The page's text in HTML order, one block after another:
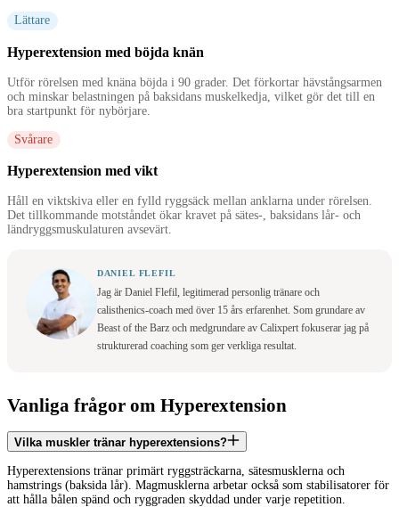
Lättare
Hyperextension med böjda knän
Utför rörelsen med knäna böjda i 90 grader. Det förkortar hävstångsarmen
och minskar belastningen på baksidans muskelkedja, vilket gör det till en
bra startpunkt för nybörjare.
Svårare
Hyperextension med vikt
Håll en viktskiva eller en fylld ryggsäck mellan anklarna under rörelsen.
Det tillkommande motståndet ökar kravet på sätes-, baksidans lår- och
ländryggsmuskulaturen avsevärt.
DANIEL FLEFIL
Jag är Daniel Flefil, legitimerad personlig tränare och
calisthenics-coach med över 15 års erfarenhet. Som grundare av
Beast of the Barz och medgrundare av Calixpert fokuserar jag på
strukturerad coaching som ger verkliga resultat.
Vanliga frågor om Hyperextension
Vilka muskler tränar hyperextensions?
Hyperextensions tränar primärt ryggsträckarna, sätesmusklerna och
hamstrings (baksida lår). Magmusklerna arbetar också som stabilisatorer för
att hålla bålen spänd och ryggraden skyddad under varje repetition.